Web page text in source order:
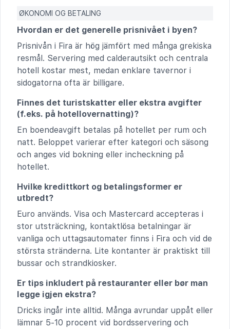
ØKONOMI OG BETALING
Hvordan er det generelle prisnivået i byen?
Prisnivån i Fira är hög jämfört med många grekiska
resmål. Servering med calderautsikt och centrala
hotell kostar mest, medan enklare tavernor i
sidogatorna ofta är billigare.
Finnes det turistskatter eller ekstra avgifter
(f.eks. på hotellovernatting)?
En boendeavgift betalas på hotellet per rum och
natt. Beloppet varierar efter kategori och säsong
och anges vid bokning eller incheckning på
hotellet.
Hvilke kredittkort og betalingsformer er
utbredt?
Euro används. Visa och Mastercard accepteras i
stor utsträckning, kontaktlösa betalningar är
vanliga och uttagsautomater finns i Fira och vid de
största stränderna. Lite kontanter är praktiskt till
bussar och strandkiosker.
Er tips inkludert på restauranter eller bør man
legge igjen ekstra?
Dricks ingår inte alltid. Många avrundar uppåt eller
lämnar 5-10 procent vid bordsservering och